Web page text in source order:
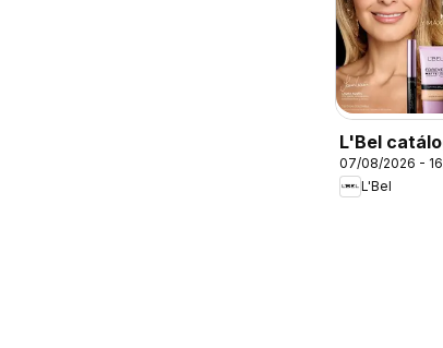
L'Bel
C12/2026
07/08/2026 -
L'Bel